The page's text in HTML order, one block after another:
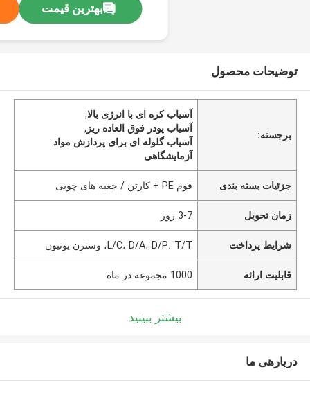
بهترین قیمت
توضیحات محصول
برجسته:
آسیاب کره ای با انرژی بالا,
آسیاب پودر فوق العاده ریز ,
آسیاب گلوله ای برای پردازش مواد
آزمایشگاهی
جزئیات بسته بندی فوم PE + کارتن / جعبه های چوبی
زمان تحویل 3-7 روز
شرایط پرداخت L/C، D/A، D/P، T/T، وسترن یونیون
قابلیت ارائه 1000 مجموعه در ماه
بیشتر ببینید
دربارهی ما